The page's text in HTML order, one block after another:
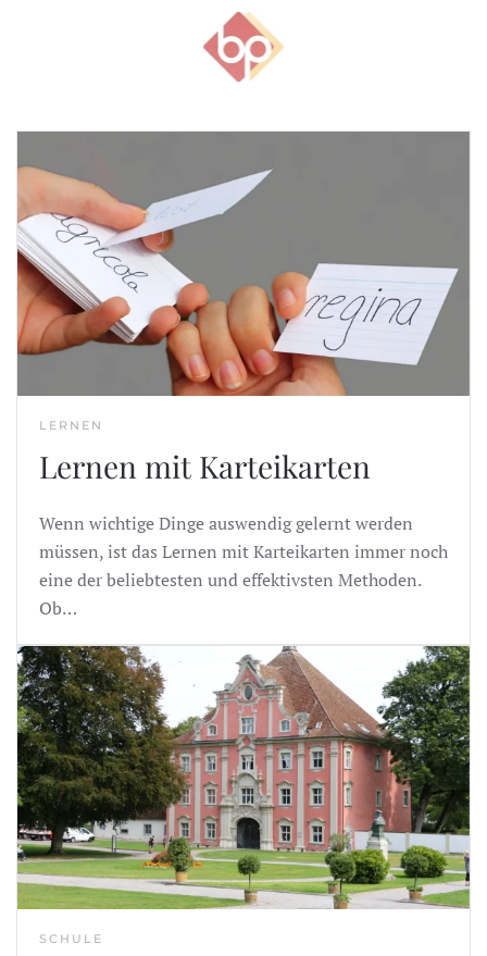
LERNEN
Lernen mit Karteikarten
Wenn wichtige Dinge auswendig gelernt werden
müssen, ist das Lernen mit Karteikarten immer noch
eine der beliebtesten und effektivsten Methoden.
Ob…
SCHULE